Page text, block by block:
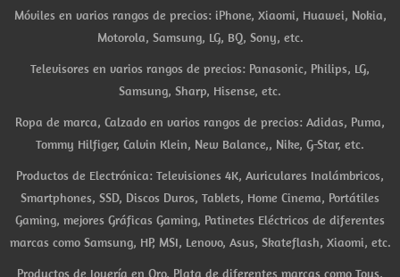
Móviles en varios rangos de precios: iPhone, Xiaomi, Huawei, Nokia,
Motorola, Samsung, LG, BQ, Sony, etc.
Televisores en varios rangos de precios: Panasonic, Philips, LG,
Samsung, Sharp, Hisense, etc.
Ropa de marca, Calzado en varios rangos de precios: Adidas, Puma,
Tommy Hilfiger, Calvin Klein, New Balance,, Nike, G-Star, etc.
Productos de Electrónica: Televisiones 4K, Auriculares Inalámbricos,
Smartphones, SSD, Discos Duros, Tablets, Home Cinema, Portátiles
Gaming, mejores Gráficas Gaming, Patinetes Eléctricos de diferentes
marcas como Samsung, HP, MSI, Lenovo, Asus, Skateflash, Xiaomi, etc.
Productos de Joyería en Oro, Plata de diferentes marcas como Tous,